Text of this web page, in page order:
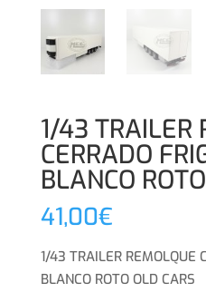
1/43 TRAILER
CERRADO
BLANCO
41,00€
1/43 TRAILER REMOLQUE
BLANCO ROTO OLD CARS